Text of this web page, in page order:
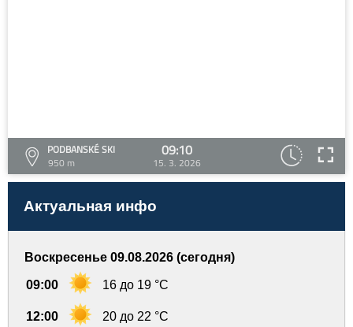
PODBANSKÉ SKI
950 m
09:10
15. 3. 2026
Актуальная инфо
Воскресенье 09.08.2026 (сегодня)
09:00 16 до 19 °C
12:00 20 до 22 °C